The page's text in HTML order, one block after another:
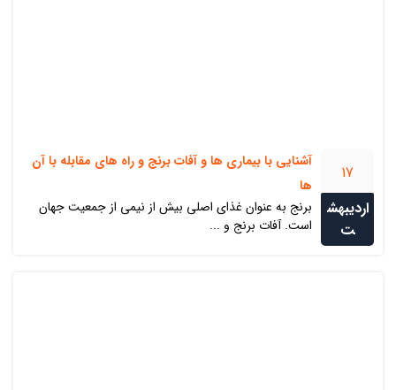
17
اردیبهش
ت
آشنایی با بیماری ها و آفات برنج و راه های مقابله با آن
ها
برنج به عنوان غذای اصلی بیش از نیمی از جمعیت جهان
است. آفات برنج و ...